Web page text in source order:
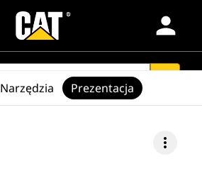
person
more_vert
Narzędzia Prezentacja